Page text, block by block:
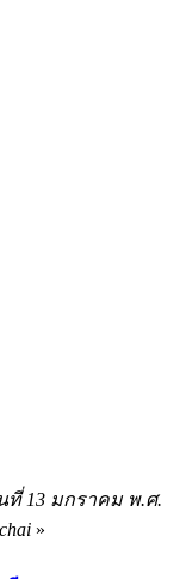
ที่ 13 มกราคม พ.ศ.
»